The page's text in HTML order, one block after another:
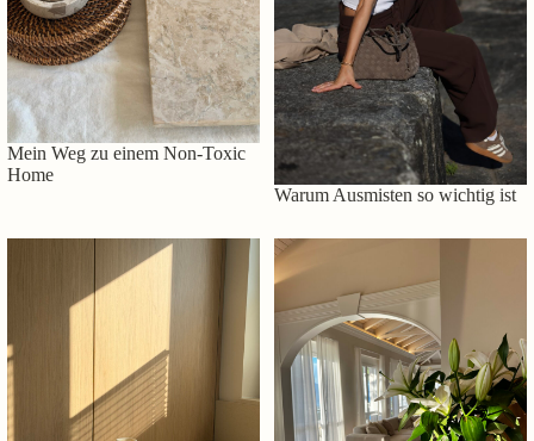
Mein Weg zu einem Non-Toxic
Home
Warum Ausmisten so wichtig ist